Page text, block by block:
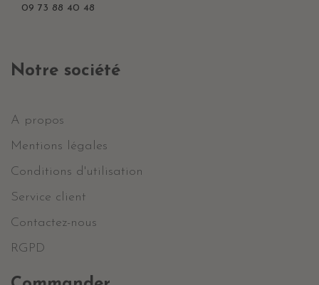
09 73 88 40 48
Notre société
A propos
Mentions légales
Conditions d'utilisation
Service client
Contactez-nous
RGPD